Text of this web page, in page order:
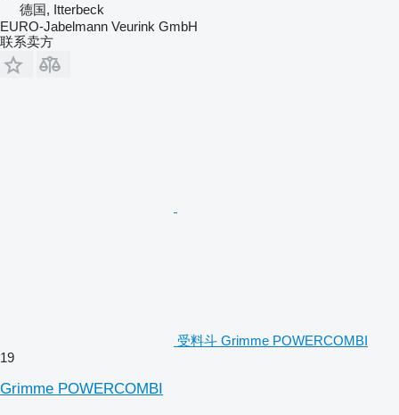
德国, Itterbeck
EURO-Jabelmann Veurink GmbH
联系卖方
受料斗 Grimme POWERCOMBI
19
Grimme POWERCOMBI